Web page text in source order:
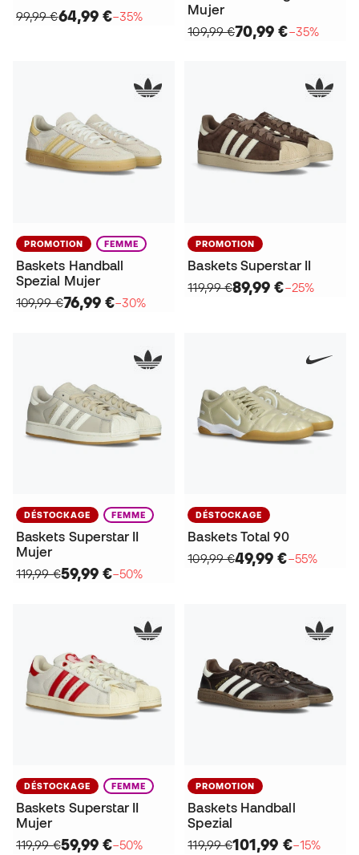
99,99 €64,99 €−35%
Mujer
109,99 €70,99 €−35%
PROMOTION FEMME
Baskets Handball
Spezial Mujer
109,99 €76,99 €−30%
PROMOTION
Baskets Superstar II
119,99 €89,99 €−25%
DÉSTOCKAGE FEMME
Baskets Superstar II
Mujer
119,99 €59,99 €−50%
DÉSTOCKAGE
Baskets Total 90
109,99 €49,99 €−55%
DÉSTOCKAGE FEMME
Baskets Superstar II
Mujer
119,99 €59,99 €−50%
PROMOTION
Baskets Handball
Spezial
119,99 €101,99 €−15%